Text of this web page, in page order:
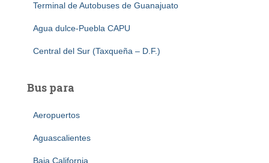
Terminal de Autobuses de Guanajuato
Agua dulce-Puebla CAPU
Central del Sur (Taxqueña – D.F.)
Bus para
Aeropuertos
Aguascalientes
Baja California